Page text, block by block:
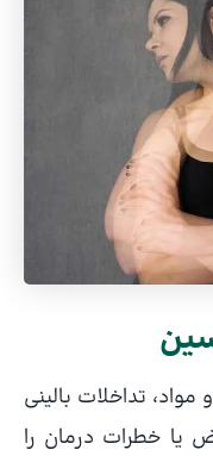
تداخلات بالینی
خطرات درمان را